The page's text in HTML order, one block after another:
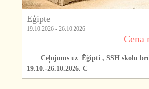
Ēģipte
19.10.2026 - 26.10.2026
Cena
Ceļojums uz Ēģipti , SSH skolu
19.10.-26.10.2026. C